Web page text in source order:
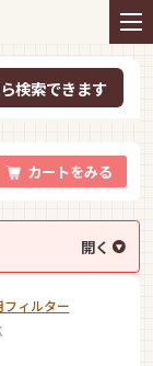
ーサービス
ント＆コミュニテ
お問い合わせ
カートをみる
ィルター